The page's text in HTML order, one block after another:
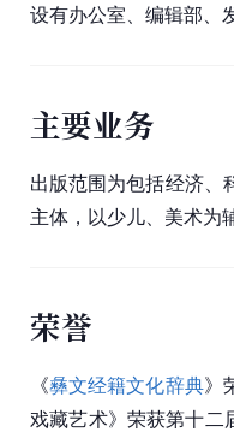
设有办公室、编辑部、
主要业务
出版范围为包括经济、
主体，以少儿、美术为
荣誉
《彝文经籍文化辞典》
戏藏艺术》荣获第十二